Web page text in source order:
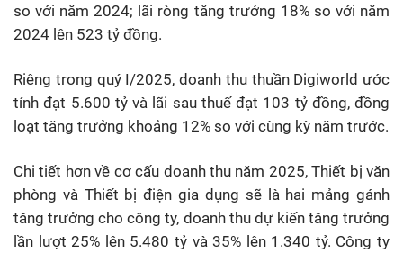
so với năm 2024; lãi ròng tăng trưởng 18% so với năm
2024 lên 523 tỷ đồng.
Riêng trong quý I/2025, doanh thu thuần Digiworld ước
tính đạt 5.600 tỷ và lãi sau thuế đạt 103 tỷ đồng, đồng
loạt tăng trưởng khoảng 12% so với cùng kỳ năm trước.
Chi tiết hơn về cơ cấu doanh thu năm 2025, Thiết bị văn
phòng và Thiết bị điện gia dụng sẽ là hai mảng gánh
tăng trưởng cho công ty, doanh thu dự kiến tăng trưởng
lần lượt 25% lên 5.480 tỷ và 35% lên 1.340 tỷ. Công ty